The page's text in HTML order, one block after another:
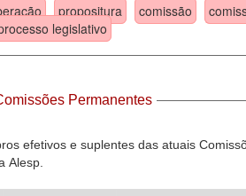
propositura comissão
legislativo
Permanentes
efetivos e suplentes das atuais
Alesp.